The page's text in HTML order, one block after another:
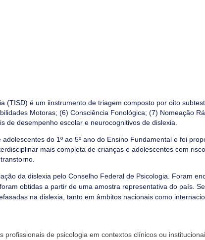
(TISD) é um iinstrumento de triagem composto por oito
Motoras; (6) Consciência Fonológica; (7) Nomeação
de desempenho escolar e neurocognitivos de dislexia.
do 1º ao 5º ano do Ensino Fundamental e foi
mais completa de crianças e adolescentes com
da dislexia pelo Conselho Federal de Psicologia. Foram
obtidas a partir de uma amostra representativa do país.
na dislexia, tanto em âmbitos nacionais como
de psicologia em contextos clínicos ou